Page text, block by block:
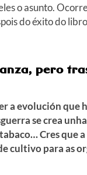
o asunto.
do éxito do
pero
a evolución
se crea
Cres que
cultivo para as